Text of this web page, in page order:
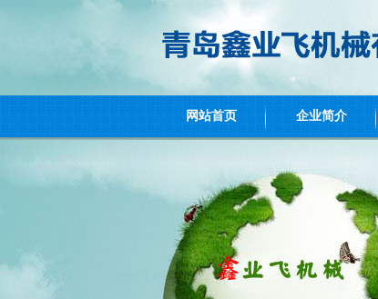
网站首页 企业简介